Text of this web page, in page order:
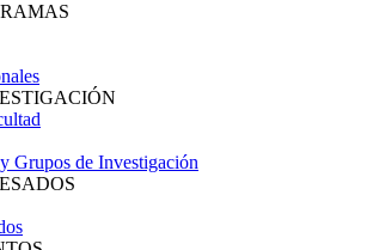
Grupos de Investigación